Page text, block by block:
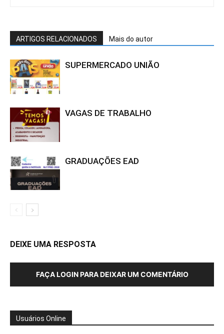
ARTIGOS RELACIONADOS Mais do autor
SUPERMERCADO UNIÃO
VAGAS DE TRABALHO
GRADUAÇÕES EAD
DEIXE UMA RESPOSTA
FAÇA LOGIN PARA DEIXAR UM COMENTÁRIO
Usuários Online